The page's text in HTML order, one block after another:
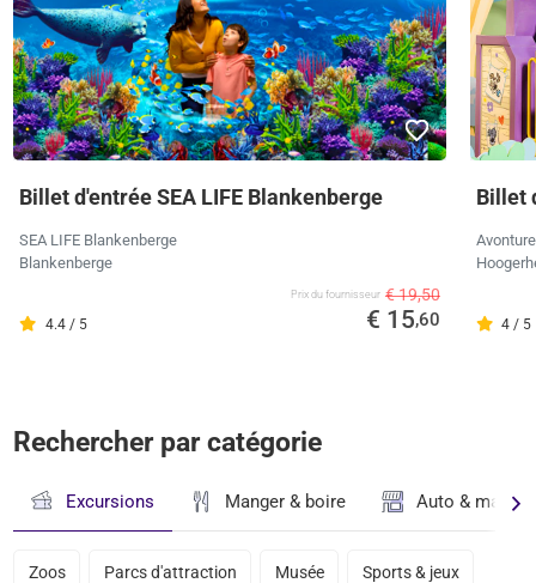
Billet d'entrée SEA LIFE Blankenberge
SEA LIFE Blankenberge
Blankenberge
4.4 / 5
Prix ​​du fournisseur € 19,50
€ 15,60
Billet
4 / 5
Rechercher par catégorie
Excursions Manger & boire Auto &
Zoos Parcs d'attraction Musée Sports & jeux